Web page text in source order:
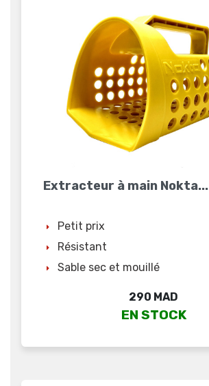
Extracteur à main Nokta...
Petit prix
Résistant
Sable sec et mouillé
Prix
290 MAD
EN STOCK